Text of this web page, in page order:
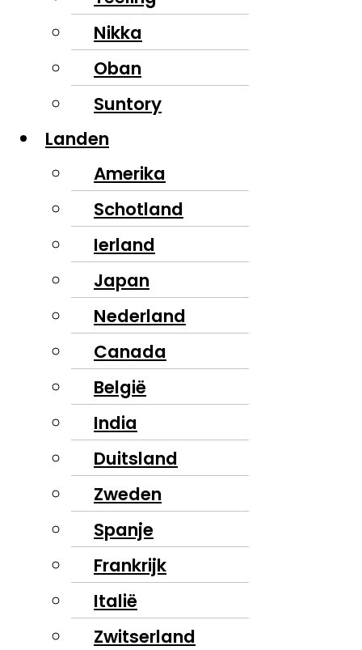
Nikka
Oban
Suntory
Landen
Amerika
Schotland
Ierland
Japan
Nederland
Canada
België
India
Duitsland
Zweden
Spanje
Frankrijk
Italië
Zwitserland